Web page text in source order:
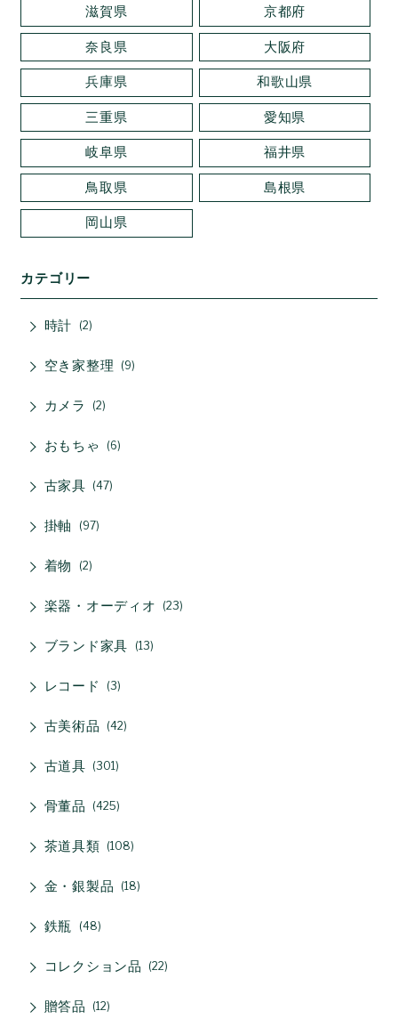
滋賀県 京都府
奈良県 大阪府
兵庫県 和歌山県
三重県 愛知県
岐阜県 福井県
鳥取県 島根県
岡山県
カテゴリー
時計 2
空き家整理 9
カメラ 2
おもちゃ 6
古家具 47
掛軸 97
着物 2
楽器・オーディオ 23
ブランド家具 13
レコード 3
古美術品 42
古道具 301
骨董品 425
茶道具類 108
金・銀製品 18
鉄瓶 48
コレクション品 22
贈答品 12